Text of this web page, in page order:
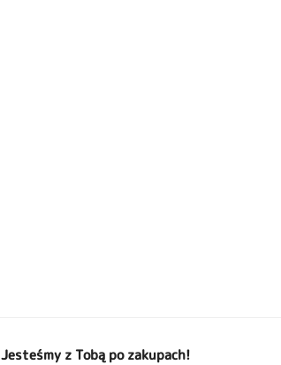
Jesteśmy z Tobą po zakupach!